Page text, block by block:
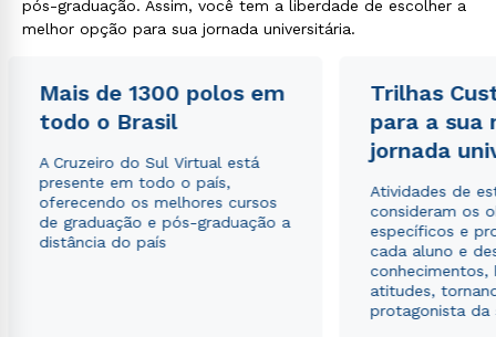
pós-graduação. Assim, você tem a liberdade de escolher a
melhor opção para sua jornada universitária.
Mais de 1300 polos em
todo o Brasil
A Cruzeiro do Sul Virtual está
presente em todo o país,
oferecendo os melhores cursos
de graduação e pós-graduação a
distância do país
Trilhas
para a sua
jornada
Atividades de
consideram os
específicos e
cada aluno e
conhecimentos,
atitudes,
protagonista da